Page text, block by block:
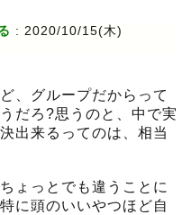
: 2020/10/15(木)
、グループだからって
だろ?思うのと、中で実
出来るってのは、相当
ょっとでも違うことに
に頭のいいやつほど自